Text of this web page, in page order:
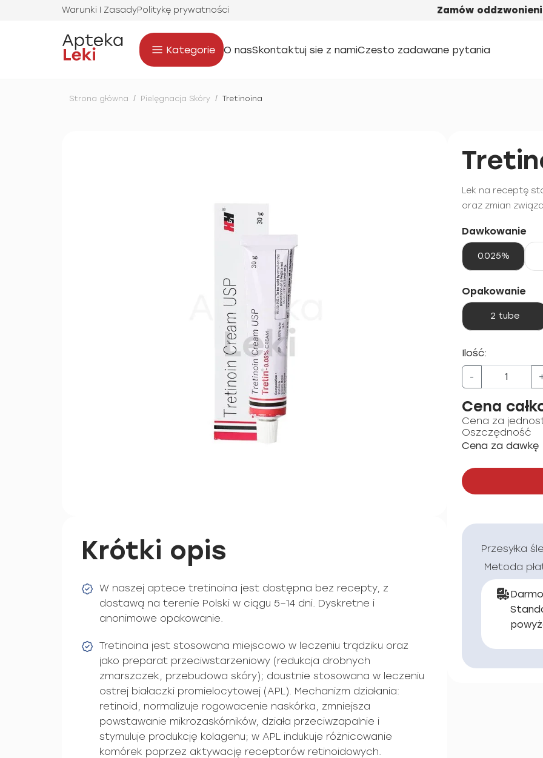
Warunki I ZasadyPolitykę prywatności Zamów
Kategorie O nasSkontaktuj sie z namiCzesto zadawane pytania
Strona główna / Pielęgnacja Skóry / Tretinoina
Krótki opis
W naszej aptece tretinoina jest dostępna bez recepty, z
dostawą na terenie Polski w ciągu 5–14 dni. Dyskretne i
anonimowe opakowanie.
Tretinoina jest stosowana miejscowo w leczeniu trądziku oraz
jako preparat przeciwstarzeniowy (redukcja drobnych
zmarszczek, przebudowa skóry); doustnie stosowana w leczeniu
ostrej białaczki promielocytowej (APL). Mechanizm działania:
retinoid, normalizuje rogowacenie naskórka, zmniejsza
powstawanie mikrozaskórników, działa przeciwzapalnie i
stymuluje produkcję kolagenu; w APL indukuje różnicowanie
komórek poprzez aktywację receptorów retinoidowych.
Lek na receptę
oraz zmian
Dawkowanie
0.025%
Opakowanie
2 tube
Ilość:
-
Cena
Cena za
Oszczędność
Cena za dawkę
Przesyłka
Metoda